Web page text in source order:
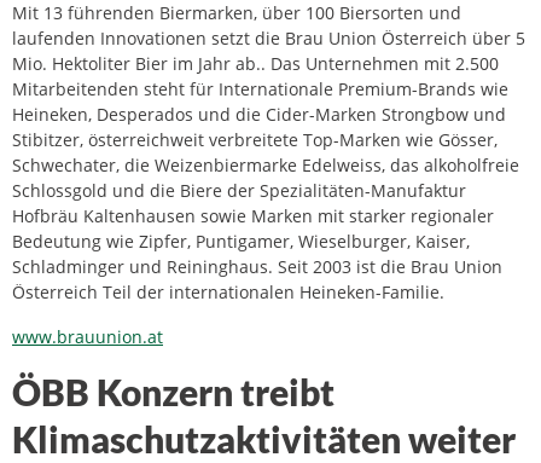
Mit 13 führenden Biermarken, über 100 Biersorten und
laufenden Innovationen setzt die Brau Union Österreich über 5
Mio. Hektoliter Bier im Jahr ab.. Das Unternehmen mit 2.500
Mitarbeitenden steht für Internationale Premium-Brands wie
Heineken, Desperados und die Cider-Marken Strongbow und
Stibitzer, österreichweit verbreitete Top-Marken wie Gösser,
Schwechater, die Weizenbiermarke Edelweiss, das alkoholfreie
Schlossgold und die Biere der Spezialitäten-Manufaktur
Hofbräu Kaltenhausen sowie Marken mit starker regionaler
Bedeutung wie Zipfer, Puntigamer, Wieselburger, Kaiser,
Schladminger und Reininghaus. Seit 2003 ist die Brau Union
Österreich Teil der internationalen Heineken-Familie.
www.brauunion.at
ÖBB Konzern treibt
Klimaschutzaktivitäten weiter